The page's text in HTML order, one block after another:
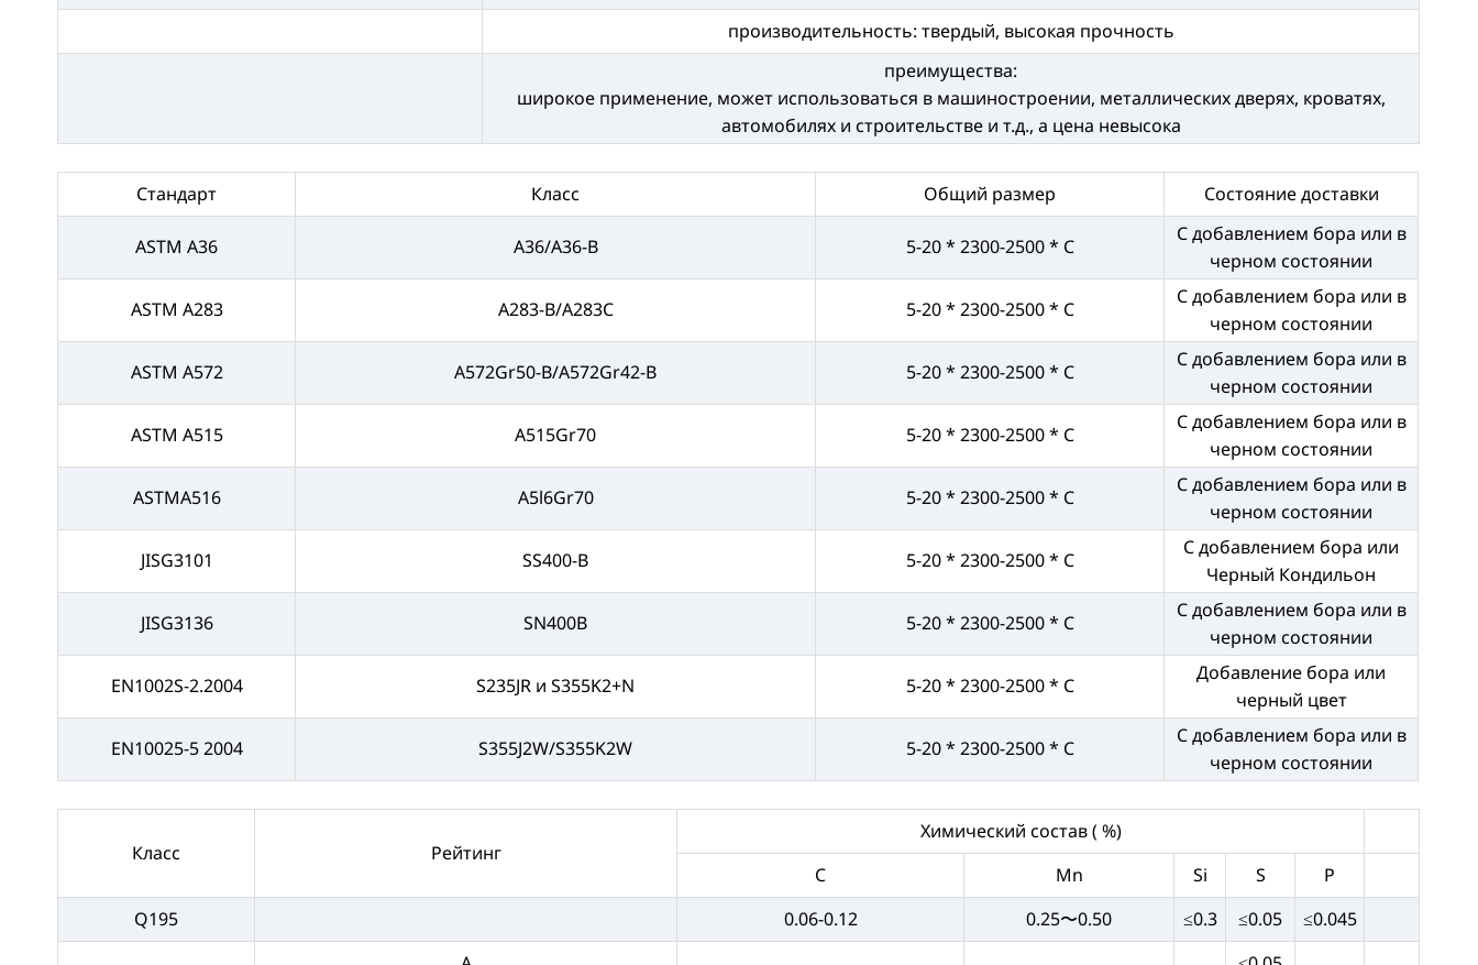
производительность: твердый, высокая прочность
преимущества:
широкое применение, может использоваться в машиностроении, металлических дверях, кроватях,
автомобилях и строительстве и т.д., а цена невысока
Стандарт Класс Общий размер Состояние доставки
ASTM A36 A36/A36-B 5-20 * 2300-2500 * C
С добавлением бора или в
черном состоянии
ASTM A283
A283-B/A283C 5-20 * 2300-2500 * C
С добавлением бора или в
черном состоянии
ASTM A572
A572Gr50-B/A572Gr42-B 5-20 * 2300-2500 * C
С добавлением бора или в
черном состоянии
ASTM A515
A515Gr70 5-20 * 2300-2500 * C
С добавлением бора или в
черном состоянии
ASTMA516
A5l6Gr70 5-20 * 2300-2500 * C
С добавлением бора или в
черном состоянии
JISG3101
SS400-B 5-20 * 2300-2500 * C
С добавлением бора или
Черный Кондильон
JISG3136
SN400B 5-20 * 2300-2500 * C
С добавлением бора или в
черном состоянии
EN1002S-2.2004
S235JR и S355K2+N 5-20 * 2300-2500 * C
Добавление бора или
черный цвет
EN10025-5 2004
S355J2W/S355K2W 5-20 * 2300-2500 * C
С добавлением бора или в
черном состоянии
Класс Рейтинг
Химический состав ( %)
C
Mn Si S
P
Q195
0.06-0.12 0.25〜0.50 ≤0.3 ≤0.05
≤0.045